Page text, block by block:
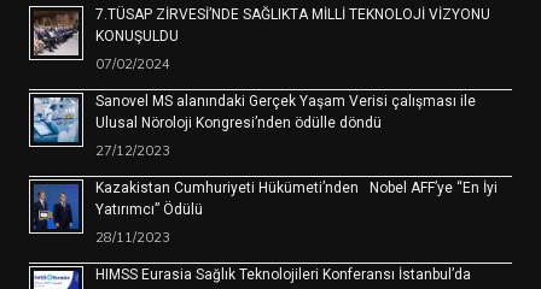
7.TÜSAP ZİRVESİ’NDE SAĞLIKTA MİLLİ TEKNOLOJİ VİZYONU
KONUŞULDU
07/02/2024
Sanovel MS alanındaki Gerçek Yaşam Verisi çalışması ile
Ulusal Nöroloji Kongresi’nden ödülle döndü
27/12/2023
Kazakistan Cumhuriyeti Hükümeti’nden Nobel AFF’ye “En İyi
Yatırımcı” Ödülü
28/11/2023
HIMSS Eurasia Sağlık Teknolojileri Konferansı İstanbul’da